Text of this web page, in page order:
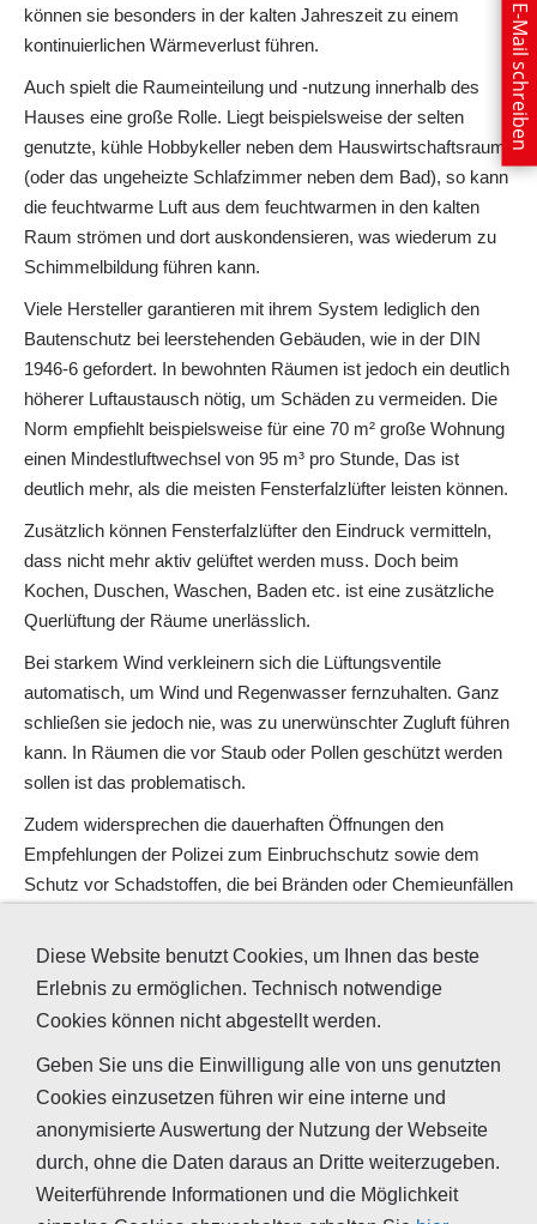
können sie besonders in der kalten Jahreszeit zu einem
kontinuierlichen Wärmeverlust führen.
Auch spielt die Raumeinteilung und -nutzung innerhalb des
Hauses eine große Rolle. Liegt beispielsweise der selten
genutzte, kühle Hobbykeller neben dem Hauswirtschaftsraum
(oder das ungeheizte Schlafzimmer neben dem Bad), so kann
die feuchtwarme Luft aus dem feuchtwarmen in den kalten
Raum strömen und dort auskondensieren, was wiederum zu
Schimmelbildung führen kann.
Viele Hersteller garantieren mit ihrem System lediglich den
Bautenschutz bei leerstehenden Gebäuden, wie in der DIN
1946-6 gefordert. In bewohnten Räumen ist jedoch ein deutlich
höherer Luftaustausch nötig, um Schäden zu vermeiden. Die
Norm empfiehlt beispielsweise für eine 70 m² große Wohnung
einen Mindestluftwechsel von 95 m³ pro Stunde, Das ist
deutlich mehr, als die meisten Fensterfalzlüfter leisten können.
Zusätzlich können Fensterfalzlüfter den Eindruck vermitteln,
dass nicht mehr aktiv gelüftet werden muss. Doch beim
Kochen, Duschen, Waschen, Baden etc. ist eine zusätzliche
Querlüftung der Räume unerlässlich.
Bei starkem Wind verkleinern sich die Lüftungsventile
automatisch, um Wind und Regenwasser fernzuhalten. Ganz
schließen sie jedoch nie, was zu unerwünschter Zugluft führen
kann. In Räumen die vor Staub oder Pollen geschützt werden
sollen ist das problematisch.
Zudem widersprechen die dauerhaften Öffnungen den
Empfehlungen der Polizei zum Einbruchschutz sowie dem
Schutz vor Schadstoffen, die bei Bränden oder Chemieunfällen
Schutz vor Autoabgasen, zu denen auch Kohlenstoffmonoxid,
in Stoßzeiten in der Wohnraumluft sehr stark anreichern
können.
Da der Nutzer auf das Verhalten und die Leistung der Anlage
keinen unmittelbaren Einfluss nehmen kann, diese oftmals
aufgrund von Lärm- und Zugluftbelästigungen oder dem
Wunsch nach Energieeinsparung verschlossen werden, ist
deren Sinnhaftigkeit vor einem Einbau sorgfältig zu prüfen.
E-Mail schreiben
Diese Website benutzt Cookies, um Ihnen das beste
Erlebnis zu ermöglichen. Technisch notwendige
Cookies können nicht abgestellt werden.
Geben Sie uns die Einwilligung alle von uns genutzten
Cookies einzusetzen führen wir eine interne und
anonymisierte Auswertung der Nutzung der Webseite
durch, ohne die Daten daraus an Dritte weiterzugeben.
Weiterführende Informationen und die Möglichkeit